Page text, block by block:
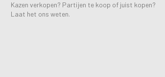
Kazen verkopen? Partijen te koop of juist kopen?
Laat het ons weten.